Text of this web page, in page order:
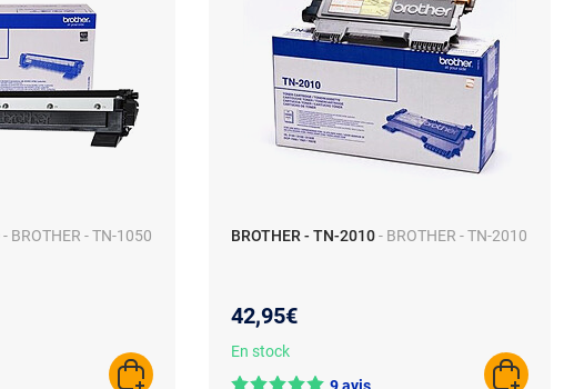
- BROTHER - TN-1050
AJOUTER AU PANIER
BROTHER - TN-2010- BROTHER - TN-2010
42,95€
En stock
AJOUTER